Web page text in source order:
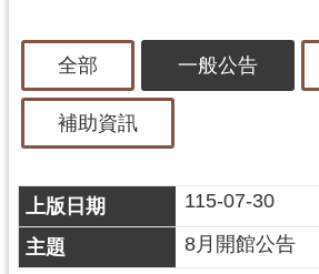
參
資
展
覽
全部 一般公告
補助資訊
115-07-30
8月開館公告